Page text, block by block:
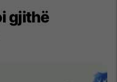
gjithë